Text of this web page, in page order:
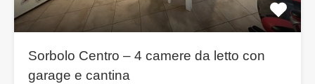
Sorbolo Centro – 4 camere da letto con
garage e cantina